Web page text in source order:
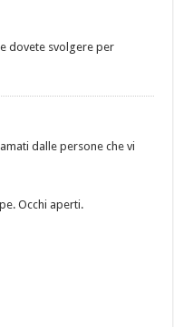
dovete svolgere per
dalle persone che vi
Occhi aperti.